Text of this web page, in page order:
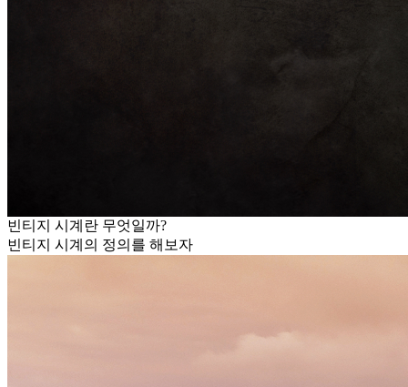
빈티지 시계란 무엇일까?
빈티지 시계의 정의를 해보자